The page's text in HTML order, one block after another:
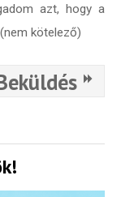
azt, hogy a
kötelező)